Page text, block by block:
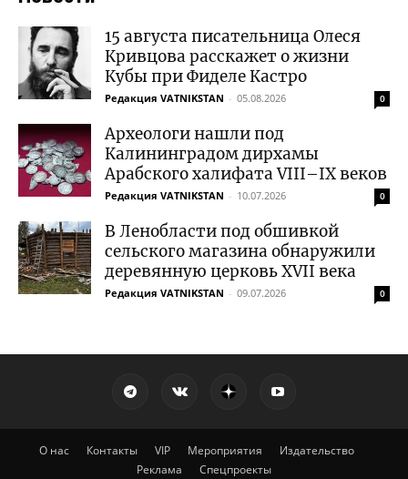
15 августа писательница Олеся
Кривцова расскажет о жизни
Кубы при Фиделе Кастро
Редакция VATNIKSTAN - 05.08.2026 0
Археологи нашли под
Калининградом дирхамы
Арабского халифата VIII–IX веков
Редакция VATNIKSTAN - 10.07.2026 0
В Ленобласти под обшивкой
сельского магазина обнаружили
деревянную церковь XVII века
Редакция VATNIKSTAN - 09.07.2026 0
О нас Контакты VIP Мероприятия
Издательство
Реклама
Спецпроекты